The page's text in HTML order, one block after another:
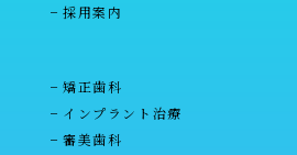
採用案内
矯正歯科
インプラント治療
審美歯科